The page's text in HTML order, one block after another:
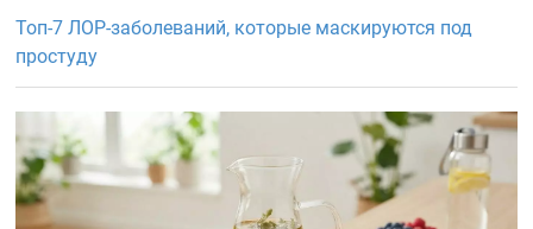
Топ-7 ЛОР-заболеваний, которые маскируются под
простуду